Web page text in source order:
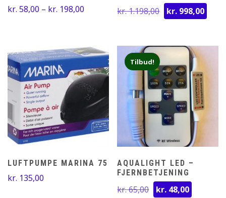
kr. 58,00 – kr. 198,00 Prisinterval:
kr. 198,00
kr.1.198,00
Den
oprindelige
var:
kr. 1.198,00.
kr. 998,00
er:
LUFTPUMPE MARINA 75
kr. 135,00
Tilbud!
AQUALIGHT LED –
FJERNBETJENING
kr.65,00
Den
kr. 48,00